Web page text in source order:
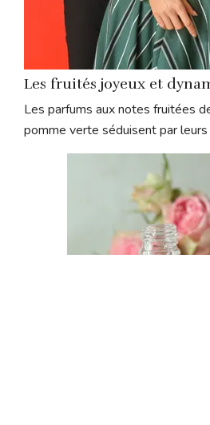
Les fruités joyeux et
Les parfums aux notes fruitées
pomme verte séduisent par leurs